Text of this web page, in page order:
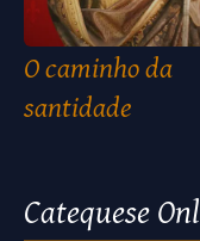
O caminho da
santidade
Catequese